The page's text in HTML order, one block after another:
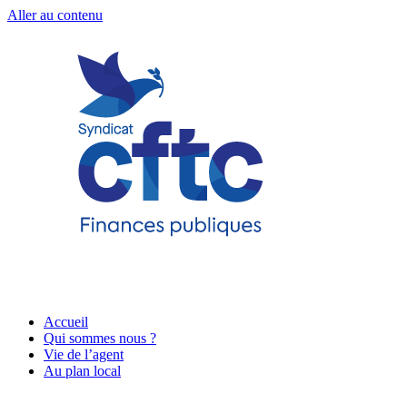
Aller au contenu
Accueil
Qui sommes nous ?
Vie de l’agent
Au plan local